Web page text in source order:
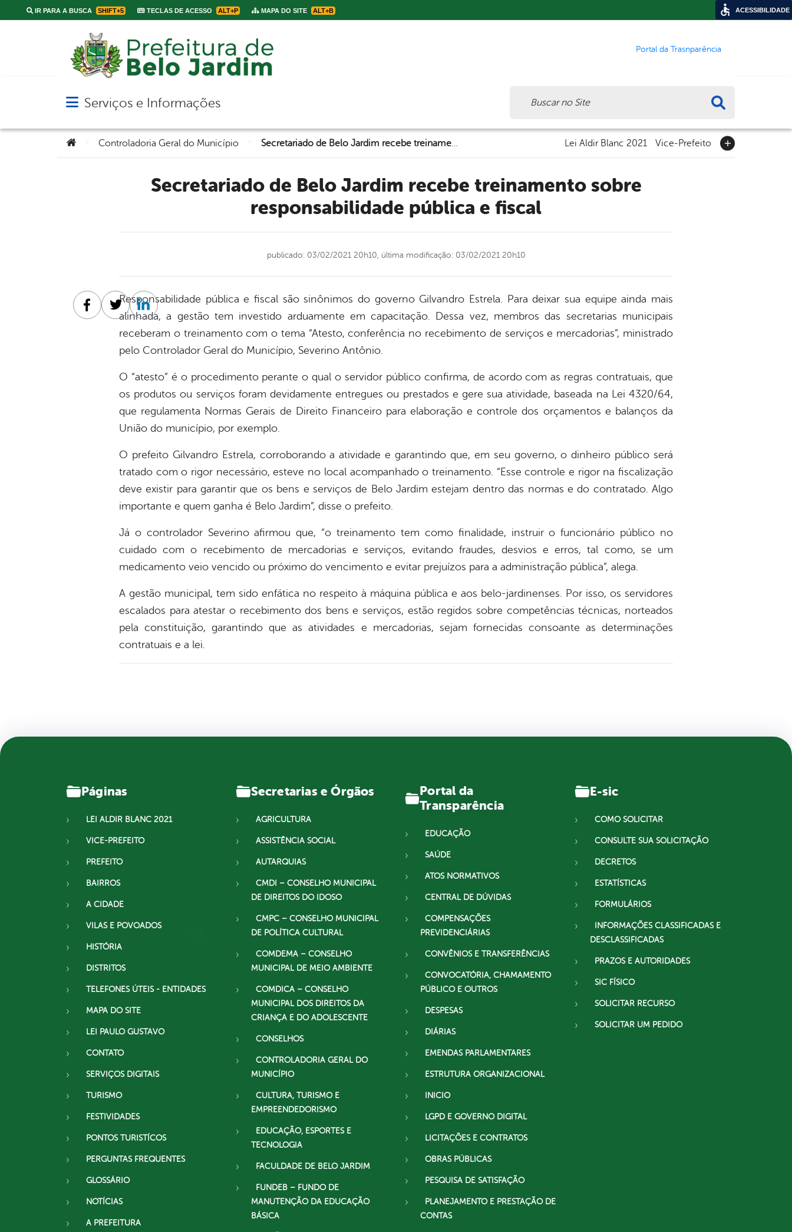
IR PARA A BUSCA SHIFT+5 TECLAS DE ACESSO ALT+P MAPA DO SITE ALT+B
Portal da Trasnparência
Abrir menu principal de navegação
Serviços e Informações
Você está aqui:Controladoria Geral do Município Lei Aldir Blanc 2021 Vice-Prefeito
Secretariado de Belo Jardim recebe treinamento sobre
responsabilidade pública e fiscal
publicado: 03/02/2021 20h10, última modificação: 03/02/2021 20h10
Responsabilidade pública e fiscal são sinônimos do governo Gilvandro Estrela. Para deixar sua equipe ainda mais
alinhada, a gestão tem investido arduamente em capacitação. Dessa vez, membros das secretarias municipais
receberam o treinamento com o tema “Atesto, conferência no recebimento de serviços e mercadorias”, ministrado
pelo Controlador Geral do Município, Severino Antônio.
O “atesto” é o procedimento perante o qual o servidor público confirma, de acordo com as regras contratuais, que
os produtos ou serviços foram devidamente entregues ou prestados e gere sua atividade, baseada na Lei 4320/64,
que regulamenta Normas Gerais de Direito Financeiro para elaboração e controle dos orçamentos e balanços da
União do município, por exemplo.
O prefeito Gilvandro Estrela, corroborando a atividade e garantindo que, em seu governo, o dinheiro público será
tratado com o rigor necessário, esteve no local acompanhado o treinamento. “Esse controle e rigor na fiscalização
deve existir para garantir que os bens e serviços de Belo Jardim estejam dentro das normas e do contratado. Algo
importante e quem ganha é Belo Jardim”, disse o prefeito.
Já o controlador Severino afirmou que, “o treinamento tem como finalidade, instruir o funcionário público no
cuidado com o recebimento de mercadorias e serviços, evitando fraudes, desvios e erros, tal como, se um
medicamento veio vencido ou próximo do vencimento e evitar prejuízos para a administração pública”, alega.
A gestão municipal, tem sido enfática no respeito à máquina pública e aos belo-jardinenses. Por isso, os servidores
escalados para atestar o recebimento dos bens e serviços, estão regidos sobre competências técnicas, norteados
pela constituição, garantindo que as atividades e mercadorias, sejam fornecidas consoante as determinações
contratuais e a lei.
Facebook
TwitterLinkedin
Páginas
LEI ALDIR BLANC 2021
VICE-PREFEITO
PREFEITO
BAIRROS
A CIDADE
VILAS E POVOADOS
HISTÓRIA
DISTRITOS
TELEFONES ÚTEIS - ENTIDADES
MAPA DO SITE
LEI PAULO GUSTAVO
CONTATO
SERVIÇOS DIGITAIS
TURISMO
FESTIVIDADES
PONTOS TURISTÍCOS
PERGUNTAS FREQUENTES
GLOSSÁRIO
NOTÍCIAS
A PREFEITURA
Secretarias e Órgãos
AGRICULTURA
ASSISTÊNCIA SOCIAL
AUTARQUIAS
CMDI – CONSELHO MUNICIPAL
DE DIREITOS DO IDOSO
CMPC – CONSELHO MUNICIPAL
DE POLÍTICA CULTURAL
COMDEMA – CONSELHO
MUNICIPAL DE MEIO AMBIENTE
COMDICA – CONSELHO
MUNICIPAL DOS DIREITOS DA
CRIANÇA E DO ADOLESCENTE
CONSELHOS
CONTROLADORIA GERAL DO
MUNICÍPIO
CULTURA, TURISMO E
EMPREENDEDORISMO
EDUCAÇÃO, ESPORTES E
TECNOLOGIA
FACULDADE DE BELO JARDIM
FUNDEB – FUNDO DE
MANUTENÇÃO DA EDUCAÇÃO
BÁSICA
Portal da
Transparência
EDUCAÇÃO
SAÚDE
ATOS NORMATIVOS
CENTRAL DE DÚVIDAS
COMPENSAÇÕES
PREVIDENCIÁRIAS
CONVÊNIOS E TRANSFERÊNCIAS
CONVOCATÓRIA, CHAMAMENTO
PÚBLICO E OUTROS
DESPESAS
DIÁRIAS
EMENDAS PARLAMENTARES
ESTRUTURA ORGANIZACIONAL
INICIO
LGPD E GOVERNO DIGITAL
LICITAÇÕES E CONTRATOS
OBRAS PÚBLICAS
PESQUISA DE SATISFAÇÃO
PLANEJAMENTO E PRESTAÇÃO DE
CONTAS
E-sic
COMO SOLICITAR
CONSULTE SUA SOLICITAÇÃO
DECRETOS
ESTATÍSTICAS
FORMULÁRIOS
INFORMAÇÕES CLASSIFICADAS E
DESCLASSIFICADAS
PRAZOS E AUTORIDADES
SIC FÍSICO
SOLICITAR RECURSO
SOLICITAR UM PEDIDO
ACESSIBILIDADE